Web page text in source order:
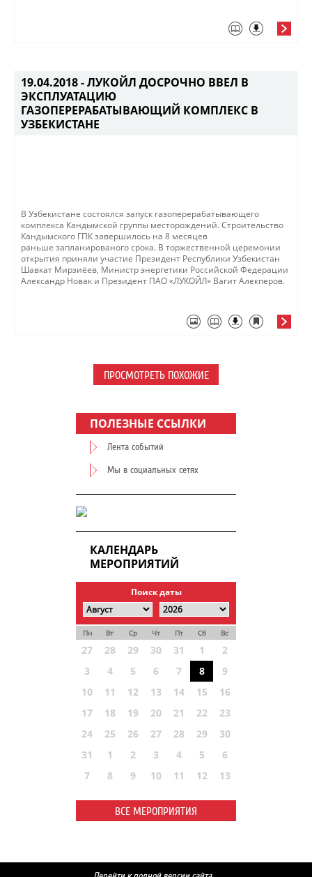
19.04.2018 -ЛУКОЙЛ ДОСРОЧНО ВВЕЛ В
ЭКСПЛУАТАЦИЮ
ГАЗОПЕРЕРАБАТЫВАЮЩИЙ КОМПЛЕКС В
УЗБЕКИСТАНЕ
​В Узбекистане состоялся запуск газоперерабатывающего
комплекса Кандымской группы месторождений.​ Строительство
Кандымского ГПК завершилось на 8 месяцев
раньше запланированого срока. В торжественной церемонии
открытия приняли участие Президент Республики Узбекистан
Шавкат Мирзиёев, Министр энергетики Российской Федерации
Александр Новак и Президент ПАО «ЛУКОЙЛ» Вагит Алекперов.​
ПРОСМОТРЕТЬ ПОХОЖИЕ
ПОЛЕЗНЫЕ ССЫЛКИ
Лента событий
Мы в социальных сетях
КАЛЕНДАРЬ
МЕРОПРИЯТИЙ
Поиск даты
Пн Вт Ср Чт Пт Сб Вс
27 28 29 30 31 1
2
3
4 5 6 7 8
9
10
11 12 13 14 15
16
17
18 19 20 21 22
23
24
25 26 27 28 29
30
31
1 2 3 4 5
6
7
8 9 10 11 12 13
ВСЕ МЕРОПРИЯТИЯ